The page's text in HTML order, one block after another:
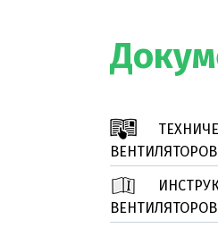
ВЕНТИЛЯТОРОВ
ВЕНТИЛЯТОРОВ